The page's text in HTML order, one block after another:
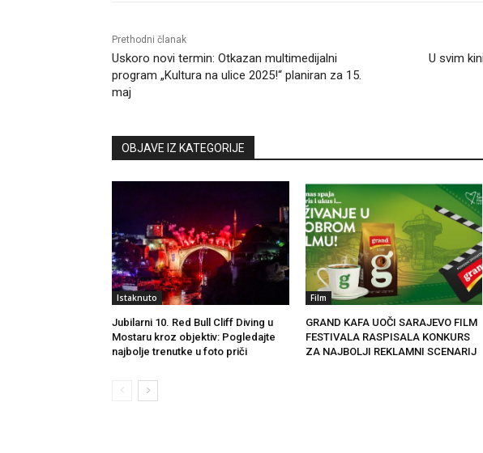
Prethodni članak
Uskoro novi termin: Otkazan multimedijalni
program „Kultura na ulice 2025!“ planiran za 15.
maj
U svim
OBJAVE IZ KATEGORIJE
Istaknuto
Jubilarni 10. Red Bull Cliff Diving u
Mostaru kroz objektiv: Pogledajte
najbolje trenutke u foto priči
Film
GRAND KAFA UOČI SARAJEVO FILM
FESTIVALA RASPISALA KONKURS
ZA NAJBOLJI REKLAMNI SCENARIJ